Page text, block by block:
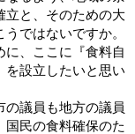
立と、そのための大
ではないですか。
、ここに『食料自
を設立したいと思い
議員も地方の議員
国民の食料確保のた